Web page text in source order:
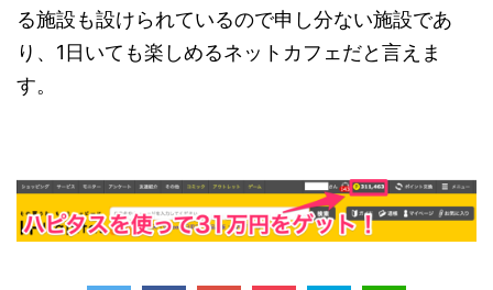
る施設も設けられているので申し分ない施設であ
り、1日いても楽しめるネットカフェだと言えま
す。